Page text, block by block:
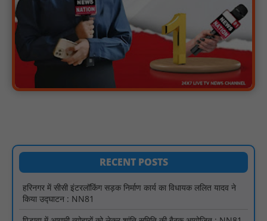
RECENT POSTS
सरस्वती साइकिल योजना के तहत 18 छात्राओं को साइकिल वितरण, 'एक पेड़
माँ के नाम' अभियान में हुआ वृक्षारोपण : NN81
रेजिडेंट डॉक्टरों का शांतिपूर्ण आंदोलन जारी, सभी रेजिडेंट्स का लंबित वेतन
जारी होने तक संघर्ष रहेगा : NN81
टिमरनी नगर व आसपास के ग्रामीण क्षेत्रों के स्कूल वाहन चालकों ने
तहसीलदार को सौंपा ज्ञापन, आज हड़ताल पर रहे सभी वाहन चालक : NN81
हरिनगर में सीसी इंटरलॉकिंग सड़क निर्माण कार्य का विधायक ललित यादव ने
पिड़ावा में आगामी त्योहारों को लेकर शांति समिति की बैठक आयोजित : NN81
.डिप्टी चीफ मिनिस्टर सुमित्राताई पवार से वर्धा जिले में NCP वर्कर्स से
मुलाकात की : NN81